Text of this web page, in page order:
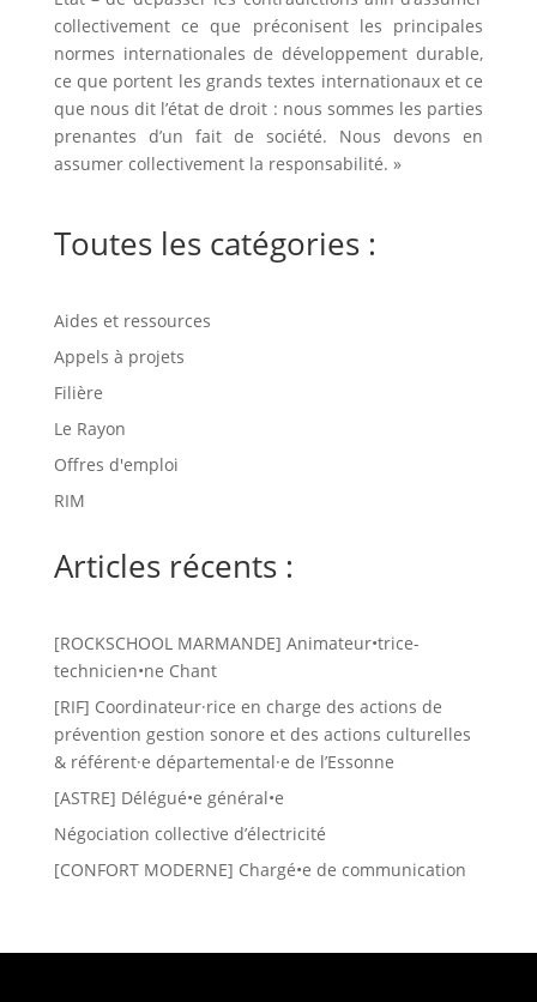
collectivement ce que préconisent les principales
normes internationales de développement durable,
ce que portent les grands textes internationaux et ce
que nous dit l’état de droit : nous sommes les parties
prenantes d’un fait de société. Nous devons en
assumer collectivement la responsabilité. »
Toutes les catégories :
Aides et ressources
Appels à projets
Filière
Le Rayon
Offres d'emploi
RIM
Articles récents :
[ROCKSCHOOL MARMANDE] Animateur•trice-
technicien•ne Chant
[RIF] Coordinateur·rice en charge des actions de
prévention gestion sonore et des actions culturelles
& référent·e départemental·e de l’Essonne
[ASTRE] Délégué•e général•e
Négociation collective d’électricité
[CONFORT MODERNE] Chargé•e de communication